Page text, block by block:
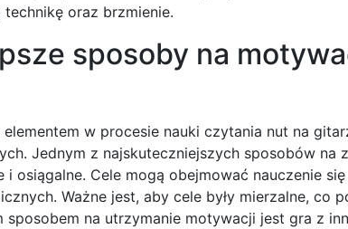
oraz brzmienie.
sposoby na
w procesie nauki czytania nut na
Jednym z najskuteczniejszych sposobów
osiągalne. Cele mogą obejmować nauczenie
Ważne jest, aby cele były mierzalne, co
sposobem na utrzymanie motywacji jest gra z